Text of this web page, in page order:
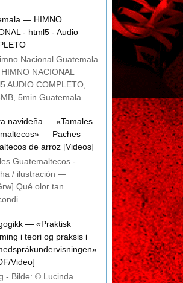
— HIMNO
- html5 - Audio
Nacional Guatemala
NACIONAL
AUDIO COMPLETO,
5min Guatemala ...
navideña — «Tamales
— Paches
de arroz [Videos]
Guatemaltecos -
/ ilustración —
Qué olor tan
— «Praktisk
i teori og praksis i
Video]
- Bilde: © Lucinda